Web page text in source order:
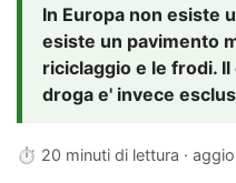
In Europa non esiste
esiste un pavimento
riciclaggio e le frodi.
droga e' invece
⏱ 20 minuti di lettura ·